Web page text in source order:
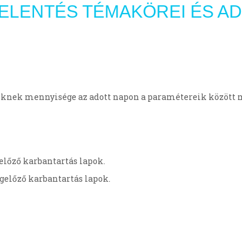
TÉMAKÖREI ÉS
mennyisége az adott napon a paramétereik
karbantartás lapok.
karbantartás lapok.